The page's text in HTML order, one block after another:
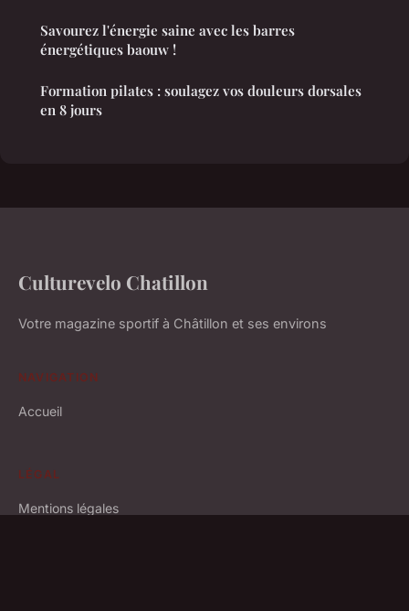
Savourez l'énergie saine avec les barres
énergétiques baouw !
Formation pilates : soulagez vos douleurs dorsales
en 8 jours
Culturevelo Chatillon
Votre magazine sportif à Châtillon et ses environs
NAVIGATION
Accueil
LÉGAL
Mentions légales